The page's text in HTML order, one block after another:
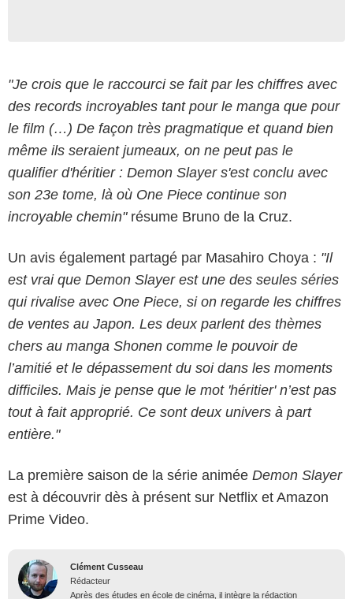
"Je crois que le raccourci se fait par les chiffres avec
des records incroyables tant pour le manga que pour
le film (…) De façon très pragmatique et quand bien
même ils seraient jumeaux, on ne peut pas le
qualifier d'héritier : Demon Slayer s'est conclu avec
son 23e tome, là où One Piece continue son
incroyable chemin"résume Bruno de la Cruz.
Un avis également partagé par Masahiro Choya : "Il
est vrai que Demon Slayer est une des seules séries
qui rivalise avec One Piece, si on regarde les chiffres
de ventes au Japon. Les deux parlent des thèmes
chers au manga Shonen comme le pouvoir de
l’amitié et le dépassement du soi dans les moments
difficiles. Mais je pense que le mot 'héritier' n’est pas
tout à fait approprié. Ce sont deux univers à part
entière."
La première saison de la série animée Demon Slayer
est à découvrir dès à présent sur Netflix et Amazon
Prime Video.
Clément Cusseau
Rédacteur
Après des études en école de cinéma, il intègre la rédaction